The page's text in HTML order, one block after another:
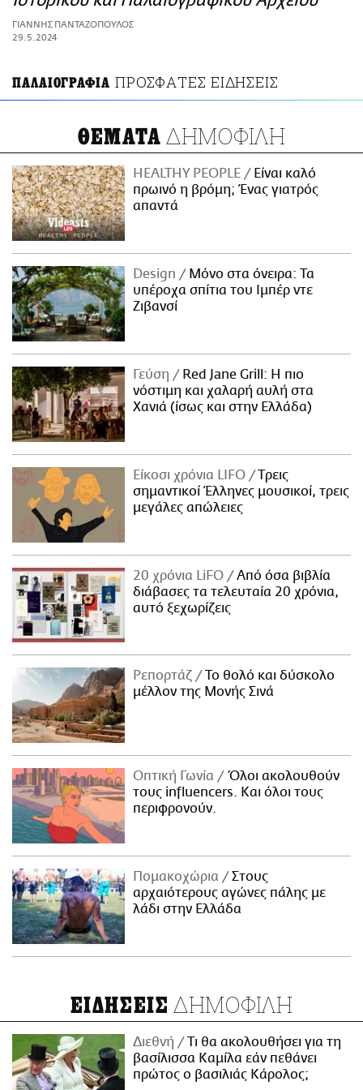
ΑΜΠΑ
PRINT
ΓΙΑΝΝΗΣ ΠΑΝΤΑΖΟΠΟΥΛΟΣ
29.5.2024
ΠΑΛΑΙΟΓΡΑΦΙΑ ΠΡΟΣΦΑΤΕΣ ΕΙΔΗΣΕΙΣ
ΘΕΜΑΤΑ ΔΗΜΟΦΙΛΗ
HEALTHY PEOPLE
Είναι καλό
πρωινό η βρόμη; Ένας γιατρός
απαντά
Design
Μόνο στα όνειρα: Τα
υπέροχα σπίτια του Ιμπέρ ντε
Ζιβανσί
Γεύση
Red Jane Grill: Η πιο
νόστιμη και χαλαρή αυλή στα
Χανιά (ίσως και στην Ελλάδα)
Είκοσι χρόνια LIFO
Tρεις
σημαντικοί Έλληνες μουσικοί, τρεις
μεγάλες απώλειες
20 χρόνια LiFO
Από όσα βιβλία
διάβασες τα τελευταία 20 χρόνια,
αυτό ξεχωρίζεις
Ρεπορτάζ
Το θολό και δύσκολο
μέλλον της Μονής Σινά
Οπτική Γωνία
Όλοι ακολουθούν
τους influencers. Και όλοι τους
περιφρονούν.
Πομακοχώρια
Στους
αρχαιότερους αγώνες πάλης με
λάδι στην Ελλάδα
ΕΙΔΗΣΕΙΣ ΔΗΜΟΦΙΛΗ
Διεθνή
Τι θα ακολουθήσει για τη
βασίλισσα Καμίλα εάν πεθάνει
πρώτος ο βασιλιάς Κάρολος;